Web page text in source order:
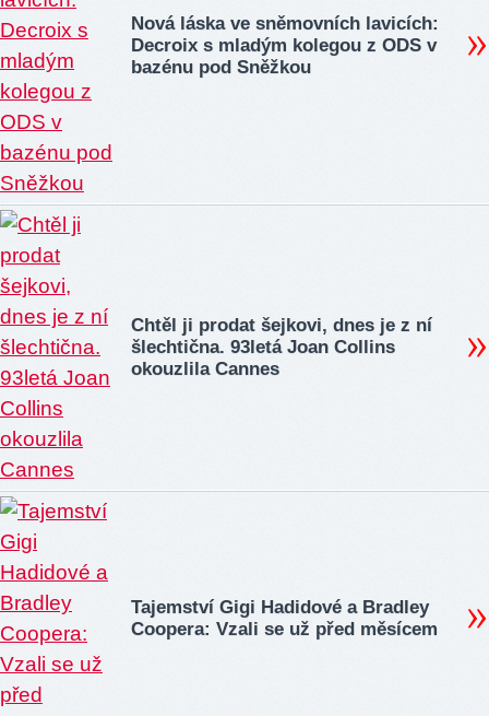
Nová láska ve sněmovních lavicích:
Decroix s mladým kolegou z ODS v
bazénu pod Sněžkou
Chtěl ji prodat šejkovi, dnes je z ní
šlechtična. 93letá Joan Collins
okouzlila Cannes
Tajemství Gigi Hadidové a Bradley
Coopera: Vzali se už před měsícem